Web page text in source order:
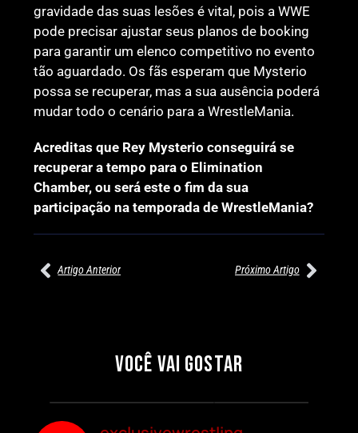
gravidade das suas lesões é vital, pois a WWE
pode precisar ajustar seus planos de booking
para garantir um elenco competitivo no evento
tão aguardado. Os fãs esperam que Mysterio
possa se recuperar, mas a sua ausência poderá
mudar todo o cenário para a WrestleMania.
Acreditas que Rey Mysterio conseguirá se
recuperar a tempo para o Elimination
Chamber, ou será este o fim da sua
participação na temporada de WrestleMania?
Artigo Anterior Próximo Artigo
VOCÊ VAI GOSTAR
SEGMENTOS A NÃO PERDER
Por exclusivewrestling
MUNDIAL FEMININO NA AEW
REDEMPTION
Por exclusivewrestling